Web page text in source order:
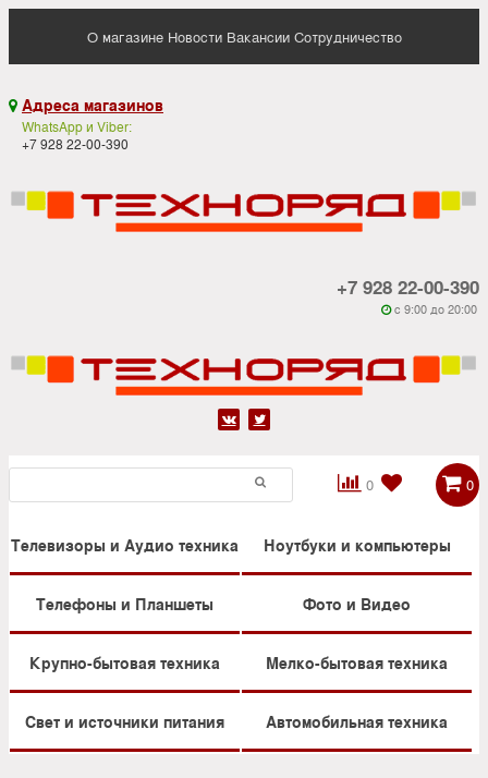
О магазине Новости Вакансии Сотрудничество
 Адреса магазинов
WhatsApp и Viber:
+7 928 22-00-390
+7 928 22-00-390
 c 9:00 до 20:00
 
0

 0
Телевизоры и Аудио техника Ноутбуки и компьютеры
Телефоны и Планшеты Фото и Видео
Крупно-бытовая техника Мелко-бытовая техника
Свет и источники питания Автомобильная техника